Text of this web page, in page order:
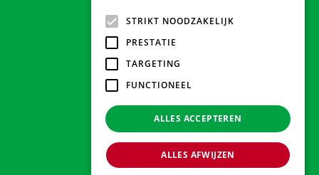
Contact & Openingstijden
Tuindorado Gorredijk
Tuindorado Wolvega
STRIKT NOODZAKELIJK
PRESTATIE
TARGETING
FUNCTIONEEL
ALLES ACCEPTEREN
ALLES AFWIJZEN